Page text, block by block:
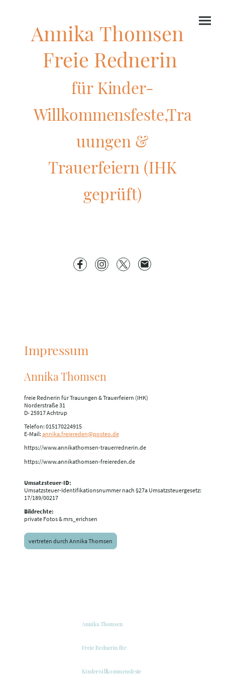
Annika Thomsen
Freie Rednerin
für Kinder-
Willkommensfeste,Tra
uungen &
Trauerfeiern (IHK
geprüft)
Impressum
Annika Thomsen
freie Rednerin für Trauungen & Trauerfeiern (IHK)
Norderstraße 31
D- 25917 Achtrup
Telefon: 015170224915
E-Mail: annika.freiereden@posteo.de
https://www.annikathomsen-trauerrednerin.de
https://www.annikathomsen-freiereden.de
Umsatzsteuer-ID:
Umsatzsteuer-Identifikationsnummer nach §27a Umsatzsteuergesetz:
17/189/00217
Bildrechte:
private Fotos & mrs_erichsen
vertreten durch Annika Thomsen
Annika Thomsen
Freie Rednerin für
Kinderwillkommensfeste